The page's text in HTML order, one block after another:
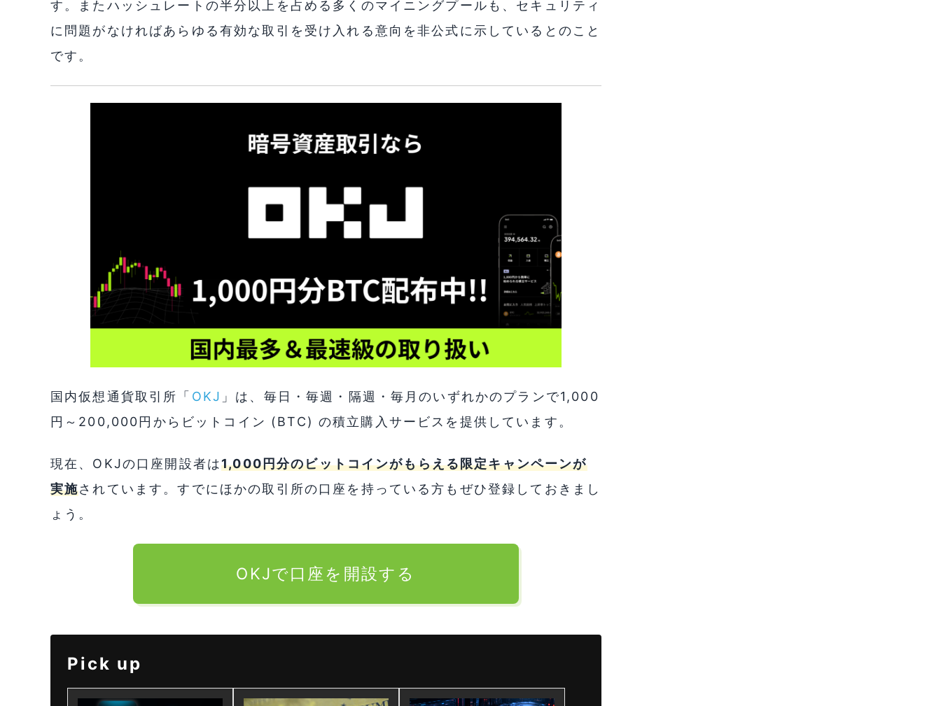
す。またハッシュレートの半分以上を占める多くのマイニングプールも、セキュリティ
に問題がなければあらゆる有効な取引を受け入れる意向を非公式に示しているとのこと
です。
国内仮想通貨取引所「 OKJ 」は、毎日・毎週・隔週・毎月のいずれかのプランで1,000
円～200,000円からビットコイン (BTC) の積立購入サービスを提供しています。
現在、OKJの口座開設者は1,000円分のビットコインがもらえる限定キャンペーンが
実施されています。すでにほかの取引所の口座を持っている方もぜひ登録しておきまし
ょう。
OKJで口座を開設する
Pick up